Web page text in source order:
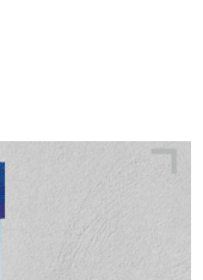
月結算日後寄送繳費提
簡稱本公司）所提供，讓
由商店將買賣／分期付款
繳交帳款。
目的，商店將以您的個人
進項蒐集、處理及利用，
核對及更正。
userRule
結帳。
易完成。
您需要取消訂單，請聯絡
有效，需透過AFTEE先享
面顯示為準，若有關於
請聯繫「AFTEE先享後付
support/home